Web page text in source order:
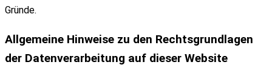
Gründe.
Allgemeine Hinweise zu den Rechtsgrundlagen
der Datenverarbeitung auf dieser Website